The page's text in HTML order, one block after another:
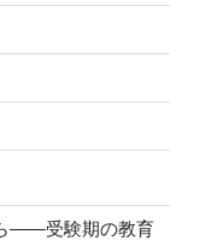
――受験期の教育